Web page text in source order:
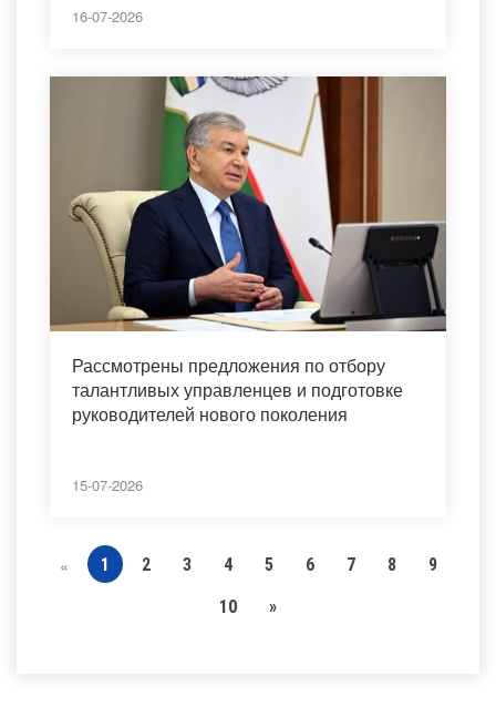
16-07-2026
Рассмотрены предложения по отбору
талантливых управленцев и подготовке
руководителей нового поколения
15-07-2026
« 1 2 3 4 5 6 7 8
9
10
»